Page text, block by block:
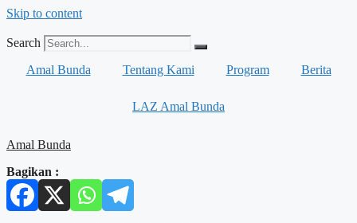
Skip to content
Search
Amal Bunda
Tentang Kami Program Berita
LAZ Amal Bunda
Amal Bunda
Bagikan :